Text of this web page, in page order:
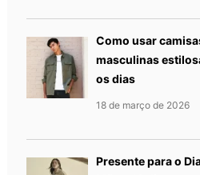
Como usar
masculinas
os dias
Publicado em
18 de março de 2026
Presente para o